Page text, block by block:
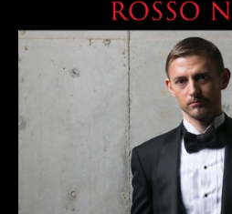
タキシードアトリエロッソネロ
タキシードコレクション レンタル
タキシードオーダー タキシードレ
おすすめ 値段 オーダーメイ
オーダータキシードショップの選び方